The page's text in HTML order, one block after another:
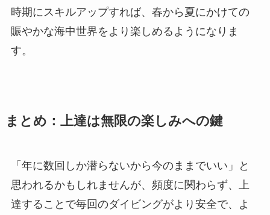
時期にスキルアップすれば、春から夏にかけての
賑やかな海中世界をより楽しめるようになりま
す。
まとめ：上達は無限の楽しみへの鍵
「年に数回しか潜らないから今のままでいい」と
思われるかもしれませんが、頻度に関わらず、上
達することで毎回のダイビングがより安全で、よ